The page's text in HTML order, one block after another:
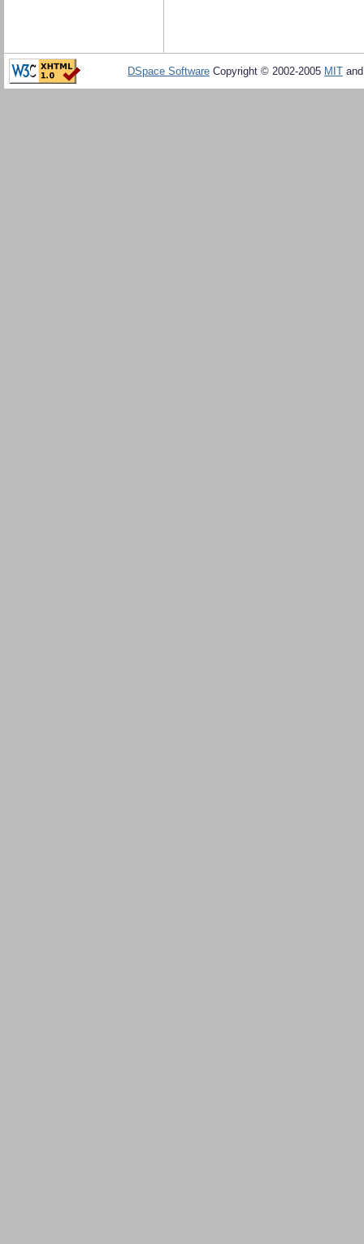
DSpace Software Copyright © 2002-2005 MIT